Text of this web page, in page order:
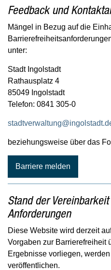
Sport & Freizeit
Umwelt, Natur & Klima
Kultur
Karriere
Wirtschaft
Gäste
Feedback und
Mängel in Bezug auf die
unter:
Stadt Ingolstadt
Rathausplatz 4
85049 Ingolstadt
Telefon: 0841 305-0
beziehungsweise über das
Barriere melden
Stand der
Anforderungen
Diese Website wird derzeit
Vorgaben zur Barrierefreiheit
Ergebnisse vorliegen,
veröffentlichen.